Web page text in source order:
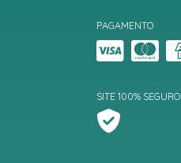
PAGAMENTO
SITE 100% SEGURO